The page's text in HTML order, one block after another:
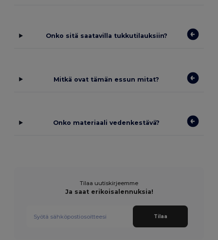
Onko sitä saatavilla tukkutilauksiin?
Mitkä ovat tämän essun mitat?
Onko materiaali vedenkestävä?
Tilaa uutiskirjeemme
Ja saat erikoisalennuksia!
Tilaa